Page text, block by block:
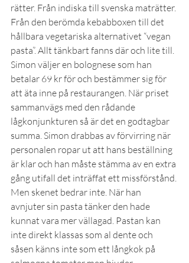
rätter. Från indiska till svenska maträtter.
Från den berömda kebabboxen till det
hållbara vegetariska alternativet “vegan
pasta”. Allt tänkbart fanns där och lite till.
Simon väljer en bolognese som han
betalar 69 kr för och bestämmer sig för
att äta inne på restaurangen. När priset
sammanvägs med den rådande
lågkonjunkturen så är det en godtagbar
summa. Simon drabbas av förvirring när
personalen ropar ut att hans beställning
är klar och han måste stämma av en extra
gång utifall det inträffat ett missförstånd.
Men skenet bedrar inte. När han
avnjuter sin pasta tänker den hade
kunnat vara mer vällagad. Pastan kan
inte direkt klassas som al dente och
såsen känns inte som ett långkok på